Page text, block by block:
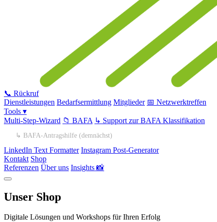
📞 Rückruf
Dienstleistungen Bedarfsermittlung Mitglieder 📅 Netzwerktreffen
Tools ▾
Multi-Step-Wizard 📁 BAFA ↳ Support zur BAFA Klassifikation
↳ BAFA-Antragshilfe (demnächst)
LinkedIn Text Formatter Instagram Post-Generator
Kontakt Shop
Referenzen Über uns Insights 📸
Unser Shop
Digitale Lösungen und Workshops für Ihren Erfolg